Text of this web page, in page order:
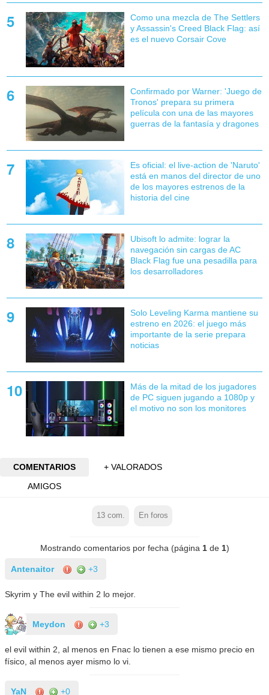
Como una mezcla de The Settlers
y Assassin's Creed Black Flag: así
es el nuevo Corsair Cove
Confirmado por Warner: 'Juego de
Tronos' prepara su primera
película con una de las mayores
guerras de la fantasía y dragones
Es oficial: el live-action de 'Naruto'
está en manos del director de uno
de los mayores estrenos de la
historia del cine
Ubisoft lo admite: lograr la
navegación sin cargas de AC
Black Flag fue una pesadilla para
los desarrolladores
Solo Leveling Karma mantiene su
estreno en 2026: el juego más
importante de la serie prepara
noticias
Más de la mitad de los jugadores
de PC siguen jugando a 1080p y
el motivo no son los monitores
COMENTARIOS
+ VALORADOS
AMIGOS
13com. En foros
Mostrando comentarios por fecha (página 1de 1)
Antenaitor +3
Skyrim y The evil within 2 lo mejor.
Meydon +3
el evil within 2, al menos en Fnac lo tienen a ese mismo precio en
físico, al menos ayer mismo lo vi.
YaN +0